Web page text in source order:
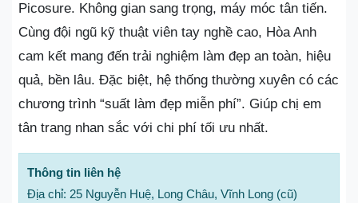
Picosure. Không gian sang trọng, máy móc tân tiến.
Cùng đội ngũ kỹ thuật viên tay nghề cao, Hòa Anh
cam kết mang đến trải nghiệm làm đẹp an toàn, hiệu
quả, bền lâu. Đặc biệt, hệ thống thường xuyên có các
chương trình “suất làm đẹp miễn phí”. Giúp chị em
tân trang nhan sắc với chi phí tối ưu nhất.
Thông tin liên hệ
Địa chỉ: 25 Nguyễn Huệ, Long Châu, Vĩnh Long (cũ)